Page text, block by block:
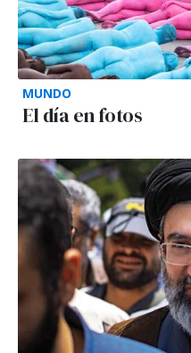
MUNDO
El día en fotos